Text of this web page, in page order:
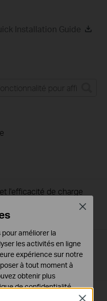
Installation Guide
l'efficacité de charge
d'un appareil TP-
(S/N) de votre
Close
améliorer la
les activités en ligne
expérience sur notre
à tout moment à
obtenir plus
de confidentialité.
Close